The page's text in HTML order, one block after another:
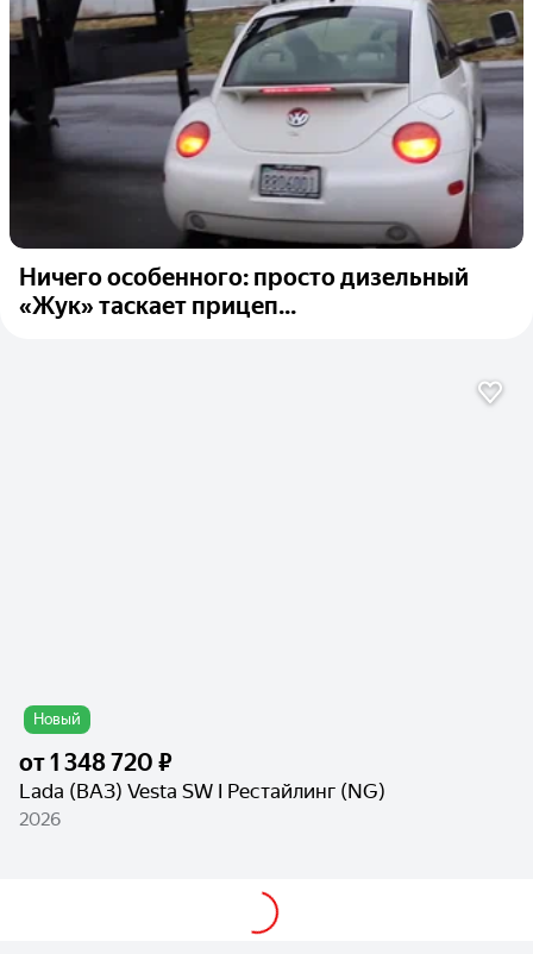
Ничего особенного: просто дизельный
«Жук» таскает прицеп...
Новый
от1 348 720 ₽
Lada (ВАЗ) Vesta SW I Рестайлинг (NG)
2026